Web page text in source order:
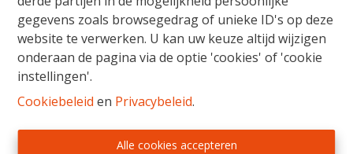
gegevens zoals browsegedrag of unieke ID's op deze
website te verwerken. U kan uw keuze altijd wijzigen
onderaan de pagina via de optie 'cookies' of 'cookie
instellingen'.
Cookiebeleid en Privacybeleid.
Alle cookies accepteren
waardoor uw voertuig altijd veilig en beschermd staat.
Voor meer info: 0477/29.14.41.
Delen